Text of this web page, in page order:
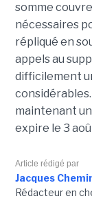
somme
nécessaires
répliqué en
appels au
difficilement
maintenant
expire le 3
Article rédigé par
Jacques
Rédacteur en